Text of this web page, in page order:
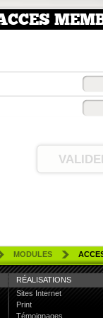
MODULES
RÉALISATIONS
Sites Internet
Print
Témoignages